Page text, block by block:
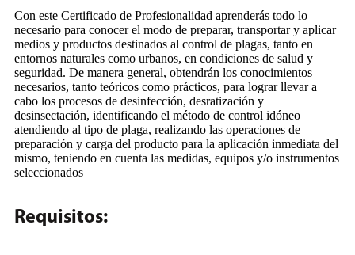
Con este Certificado de Profesionalidad aprenderás todo lo
necesario para conocer el modo de preparar, transportar y aplicar
medios y productos destinados al control de plagas, tanto en
entornos naturales como urbanos, en condiciones de salud y
seguridad. De manera general, obtendrán los conocimientos
necesarios, tanto teóricos como prácticos, para lograr llevar a
cabo los procesos de desinfección, desratización y
desinsectación, identificando el método de control idóneo
atendiendo al tipo de plaga, realizando las operaciones de
preparación y carga del producto para la aplicación inmediata del
mismo, teniendo en cuenta las medidas, equipos y/o instrumentos
seleccionados
Requisitos: